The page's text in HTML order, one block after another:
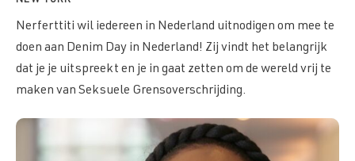
Nerferttiti wil iedereen in Nederland uitnodigen om mee te
doen aan Denim Day in Nederland! Zij vindt het belangrijk
dat je je uitspreekt en je in gaat zetten om de wereld vrij te
maken van Seksuele Grensoverschrijding.